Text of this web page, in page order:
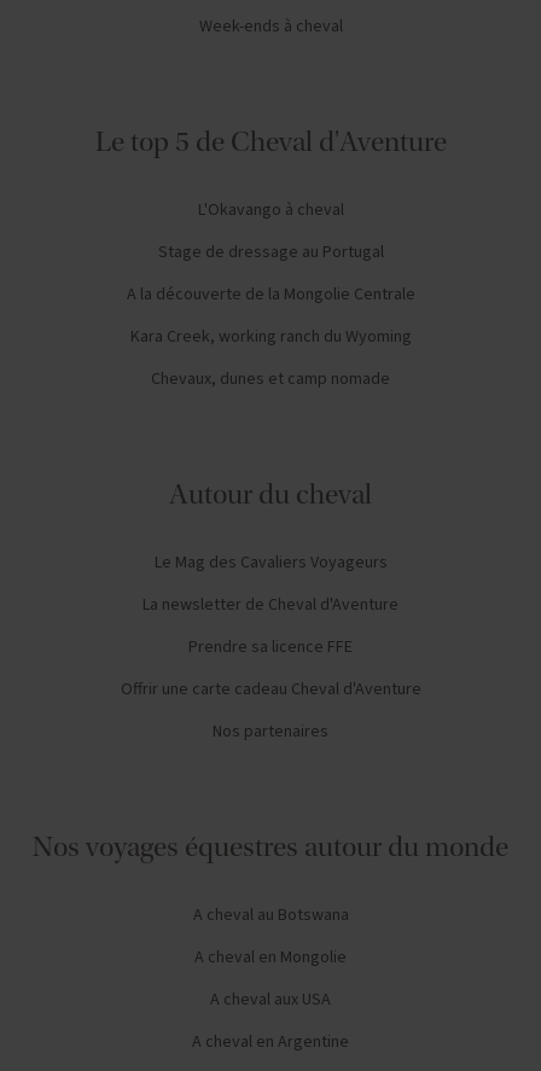
Week-ends à cheval
Le top 5 de Cheval d'Aventure
L'Okavango à cheval
Stage de dressage au Portugal
A la découverte de la Mongolie Centrale
Kara Creek, working ranch du Wyoming
Chevaux, dunes et camp nomade
Autour du cheval
Le Mag des Cavaliers Voyageurs
La newsletter de Cheval d'Aventure
Prendre sa licence FFE
Offrir une carte cadeau Cheval d'Aventure
Nos partenaires
Nos voyages équestres autour du monde
A cheval au Botswana
A cheval en Mongolie
A cheval aux USA
A cheval en Argentine